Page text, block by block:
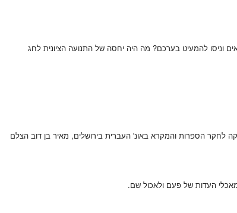
את החשמונאים וניסו להמעיט בערכם? מה היה יחסה של התנועה הציונית לחג
קלאוזנר ראש מחלקה לחקר הספרות והמקרא באונ' העברית בירושלים, מאיר בן דוב הצלם
מאכלי העדות של פעם ולאכול שם.